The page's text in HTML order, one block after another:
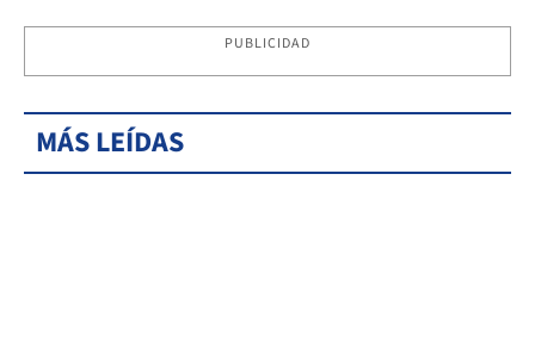
PUBLICIDAD
MÁS LEÍDAS